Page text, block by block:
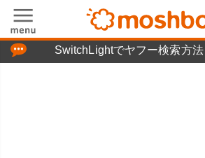
SwitchLightでヤフー検索方法
「つぶやき」の使い方